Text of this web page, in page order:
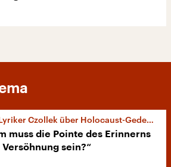
Czollek über Holocaust-Gedenken
muss die Pointe des Erinnerns
sein?“